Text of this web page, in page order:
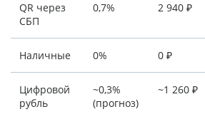
QR через
СБП
0,7% 2 940 ₽
Наличные 0% 0 ₽
Цифровой
рубль
~0,3%
(прогноз)
~1 260 ₽